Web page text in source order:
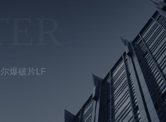
爆破片LF